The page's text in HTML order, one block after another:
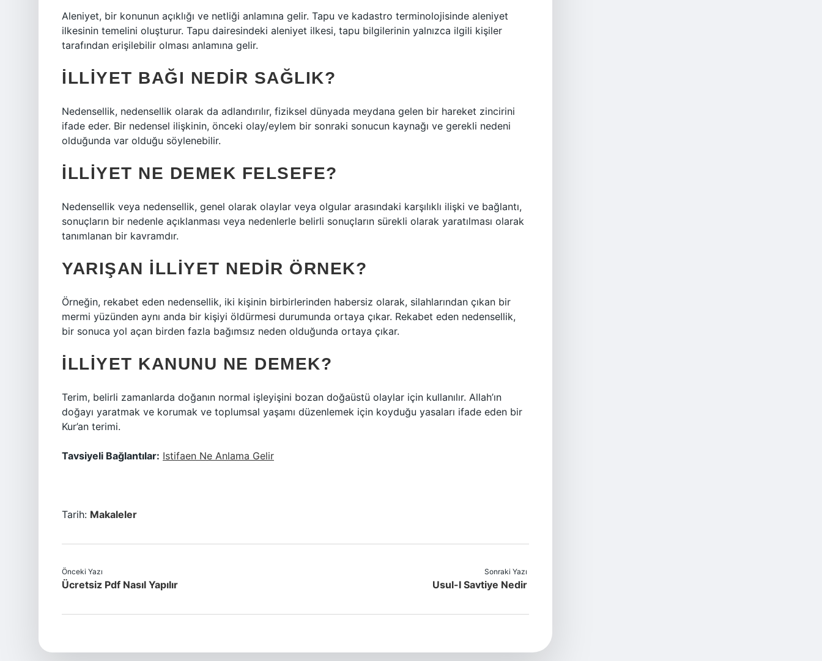
Aleniyet, bir konunun açıklığı ve netliği anlamına gelir. Tapu ve kadastro terminolojisinde aleniyet
ilkesinin temelini oluşturur. Tapu dairesindeki aleniyet ilkesi, tapu bilgilerinin yalnızca ilgili kişiler
tarafından erişilebilir olması anlamına gelir.
İLLIYET BAĞI NEDIR SAĞLIK?
Nedensellik, nedensellik olarak da adlandırılır, fiziksel dünyada meydana gelen bir hareket zincirini
ifade eder. Bir nedensel ilişkinin, önceki olay/eylem bir sonraki sonucun kaynağı ve gerekli nedeni
olduğunda var olduğu söylenebilir.
İLLIYET NE DEMEK FELSEFE?
Nedensellik veya nedensellik, genel olarak olaylar veya olgular arasındaki karşılıklı ilişki ve bağlantı,
sonuçların bir nedenle açıklanması veya nedenlerle belirli sonuçların sürekli olarak yaratılması olarak
tanımlanan bir kavramdır.
YARIŞAN ILLIYET NEDIR ÖRNEK?
Örneğin, rekabet eden nedensellik, iki kişinin birbirlerinden habersiz olarak, silahlarından çıkan bir
mermi yüzünden aynı anda bir kişiyi öldürmesi durumunda ortaya çıkar. Rekabet eden nedensellik,
bir sonuca yol açan birden fazla bağımsız neden olduğunda ortaya çıkar.
İLLIYET KANUNU NE DEMEK?
Terim, belirli zamanlarda doğanın normal işleyişini bozan doğaüstü olaylar için kullanılır. Allah’ın
doğayı yaratmak ve korumak ve toplumsal yaşamı düzenlemek için koyduğu yasaları ifade eden bir
Kur’an terimi.
Tavsiyeli Bağlantılar: Istifaen Ne Anlama Gelir
Tarih: Makaleler
Önceki Yazı
Ücretsiz Pdf Nasıl Yapılır
Sonraki Yazı
Usul-I Savtiye Nedir